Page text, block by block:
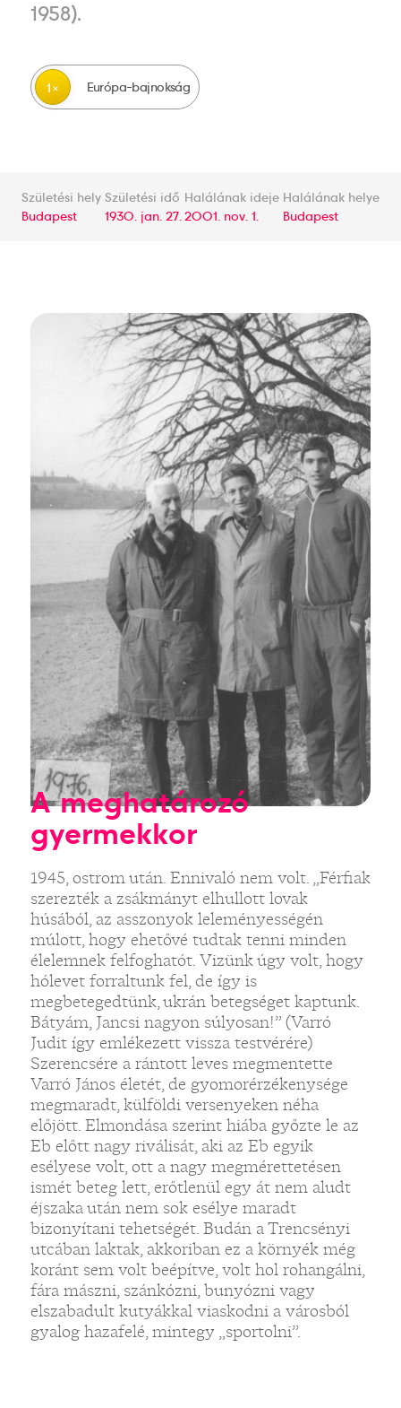
1958).
1 Európa-bajnokság
Születési hely
Budapest
Születési idő
1930. jan. 27.
Halálának ideje
2001. nov. 1.
Halálának helye
Budapest
A meghatározó
gyermekkor
1945, ostrom után. Ennivaló nem volt. „Férfiak
szerezték a zsákmányt elhullott lovak
húsából, az asszonyok leleményességén
múlott, hogy ehetővé tudtak tenni minden
élelemnek felfoghatót. Vizünk úgy volt, hogy
hólevet forraltunk fel, de így is
megbetegedtünk, ukrán betegséget kaptunk.
Bátyám, Jancsi nagyon súlyosan!” (Varró
Judit így emlékezett vissza testvérére)
Szerencsére a rántott leves megmentette
Varró János életét, de gyomorérzékenysége
megmaradt, külföldi versenyeken néha
előjött. Elmondása szerint hiába győzte le az
Eb előtt nagy riválisát, aki az Eb egyik
esélyese volt, ott a nagy megmérettetésen
ismét beteg lett, erőtlenül egy át nem aludt
éjszaka után nem sok esélye maradt
bizonyítani tehetségét. Budán a Trencsényi
utcában laktak, akkoriban ez a környék még
koránt sem volt beépítve, volt hol rohangálni,
fára mászni, szánkózni, bunyózni vagy
elszabadult kutyákkal viaskodni a városból
gyalog hazafelé, mintegy „sportolni”.